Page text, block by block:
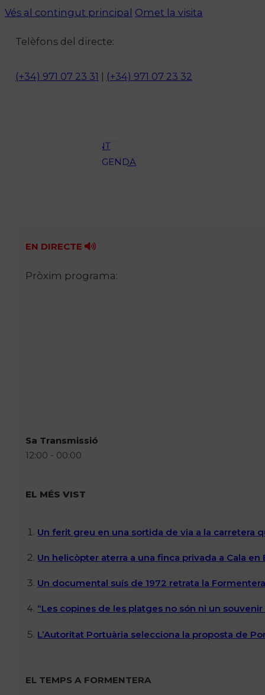
Vés al contingut principal Omet la visita
Telèfons del directe:
(+34) 971 07 23 31 (+34) 971 07 23 32
OCI
AMBIENT
AGENDA
Fes-te'n soci!
EN DIRECTE
Pròxim programa:
Sa Transmissió
12:00 - 00:00
EL MÉS VIST
Un ferit greu en una sortida de via a la carretera
Un helicòpter aterra a una finca privada a Cala
Un documental suís de 1972 retrata la
“Les copines de les platges no són ni un
L’Autoritat Portuària selecciona la proposta de
EL TEMPS A FORMENTERA